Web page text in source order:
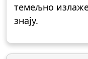
темељно
знају.